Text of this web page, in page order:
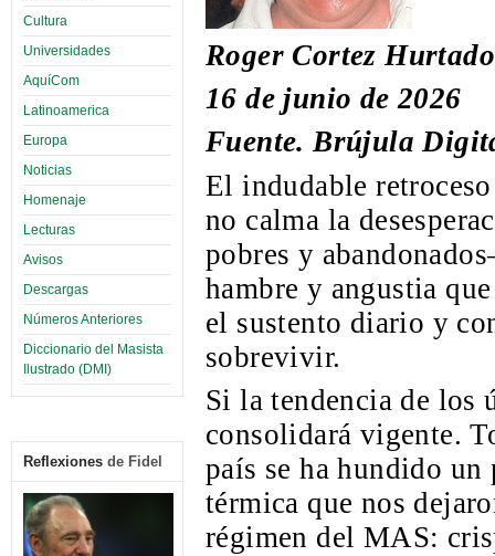
Cultura
Universidades
AquíCom
Latinoamerica
Europa
Noticias
Homenaje
Lecturas
Avisos
Descargas
Números Anteriores
Diccionario del Masista
Ilustrado (DMI)
Reflexiones de Fidel
Roger Cortez
16 de junio de 2026
Fuente. Brújula
El indudable
no calma la
pobres y
hambre y angustia
el sustento diario y
sobrevivir.
Si la tendencia de los
consolidará vigente.
país se ha hundido un
térmica que nos
régimen del MAS: